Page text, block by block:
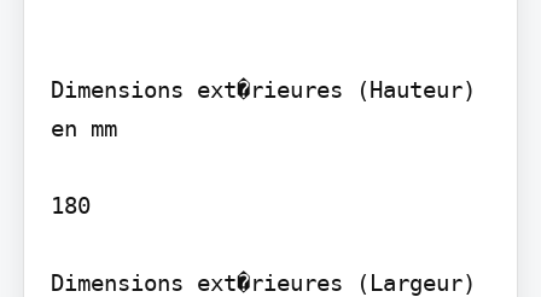
Dimensions ext�rieures (Hauteur)
en mm
180
Dimensions ext�rieures (Largeur)